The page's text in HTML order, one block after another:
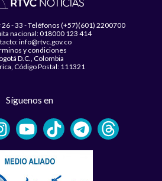
26 - 33 - Teléfonos (+57)(601) 2200700
nacional: 018000 123 414
info@rtvc.gov.co
y condiciones
D.C., Colombia
Código Postal: 111321
Síguenos en